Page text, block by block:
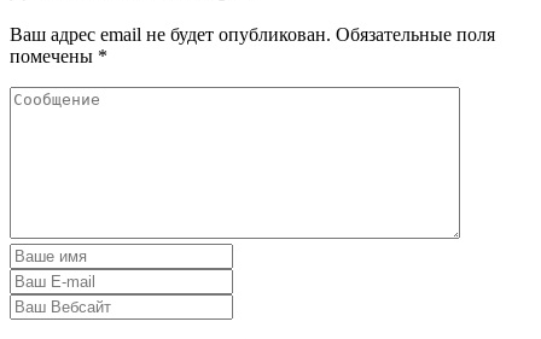
Ваш адрес email не будет опубликован. Обязательные поля
помечены *